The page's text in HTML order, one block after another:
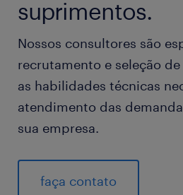
suprimentos.
Nossos consultores são
recrutamento e seleção
as habilidades técnicas
atendimento das
sua empresa.
faça contato